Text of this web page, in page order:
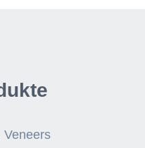
Veneers